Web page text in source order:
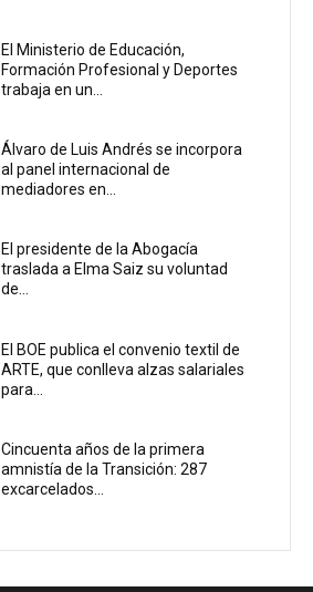
El Ministerio de Educación,
Formación Profesional y Deportes
trabaja en un...
Álvaro de Luis Andrés se incorpora
al panel internacional de
mediadores en...
El presidente de la Abogacía
traslada a Elma Saiz su voluntad
de...
El BOE publica el convenio textil de
ARTE, que conlleva alzas salariales
para...
Cincuenta años de la primera
amnistía de la Transición: 287
excarcelados...